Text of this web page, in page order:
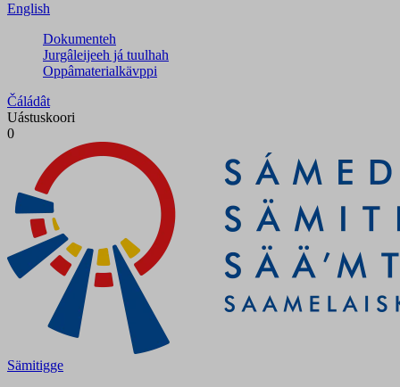
English
Dokumenteh
Jurgâleijeeh já tuulhah
Oppâmaterialkävppi
Čáládât
Uástuskoori
0
Sämitigge